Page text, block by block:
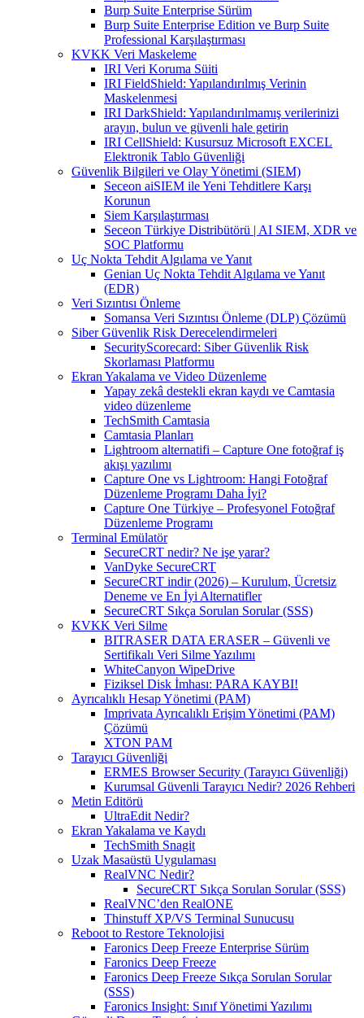
Burp Suite Enterprise Sürüm
Burp Suite Enterprise Edition ve Burp Suite
Professional Karşılaştırması
KVKK Veri Maskeleme
IRI Veri Koruma Süiti
IRI FieldShield: Yapılandırılmış Verinin
Maskelenmesi
IRI DarkShield: Yapılandırılmamış verilerinizi
arayın, bulun ve güvenli hale getirin
IRI CellShield: Kusursuz Microsoft EXCEL
Elektronik Tablo Güvenliği
Güvenlik Bilgileri ve Olay Yönetimi (SIEM)
Seceon aiSIEM ile Yeni Tehditlere Karşı
Korunun
Siem Karşılaştırması
Seceon Türkiye Distribütörü | AI SIEM, XDR ve
SOC Platformu
Uç Nokta Tehdit Algılama ve Yanıt
Genian Uç Nokta Tehdit Algılama ve Yanıt
(EDR)
Veri Sızıntısı Önleme
Somansa Veri Sızıntısı Önleme (DLP) Çözümü
Siber Güvenlik Risk Derecelendirmeleri
SecurityScorecard: Siber Güvenlik Risk
Skorlaması Platformu
Ekran Yakalama ve Video Düzenleme
Yapay zekâ destekli ekran kaydı ve Camtasia
video düzenleme
TechSmith Camtasia
Camtasia Planları
Lightroom alternatifi – Capture One fotoğraf iş
akışı yazılımı
Capture One vs Lightroom: Hangi Fotoğraf
Düzenleme Programı Daha İyi?
Capture One Türkiye – Profesyonel Fotoğraf
Düzenleme Programı
Terminal Emülatör
SecureCRT nedir? Ne işe yarar?
VanDyke SecureCRT
SecureCRT indir (2026) – Kurulum, Ücretsiz
Deneme ve En İyi Alternatifler
SecureCRT Sıkça Sorulan Sorular (SSS)
KVKK Veri Silme
BITRASER DATA ERASER – Güvenli ve
Sertifikalı Veri Silme Yazılımı
WhiteCanyon WipeDrive
Fiziksel Disk İmhası: PARA KAYBI!
Ayrıcalıklı Hesap Yönetimi (PAM)
Imprivata Ayrıcalıklı Erişim Yönetimi (PAM)
Çözümü
XTON PAM
Tarayıcı Güvenliği
ERMES Browser Security (Tarayıcı Güvenliği)
Kurumsal Güvenli Tarayıcı Nedir? 2026 Rehberi
Metin Editörü
UltraEdit Nedir?
Ekran Yakalama ve Kaydı
TechSmith Snagit
Uzak Masaüstü Uygulaması
RealVNC Nedir?
SecureCRT Sıkça Sorulan Sorular (SSS)
RealVNC’den RealONE
Thinstuff XP/VS Terminal Sunucusu
Reboot to Restore Teknolojisi
Faronics Deep Freeze Enterprise Sürüm
Faronics Deep Freeze
Faronics Deep Freeze Sıkça Sorulan Sorular
(SSS)
Faronics Insight: Sınıf Yönetimi Yazılımı